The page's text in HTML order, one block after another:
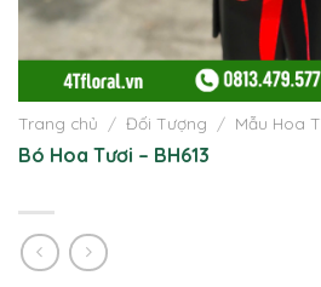
Trang chủ / Đối Tượng / Mẫu Hoa
Bó Hoa Tươi – BH613